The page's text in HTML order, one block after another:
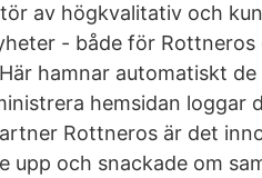
av högkvalitativ och
- både för Rottneros
hamnar automatiskt
hemsidan
Rottneros är det
upp och snackade om